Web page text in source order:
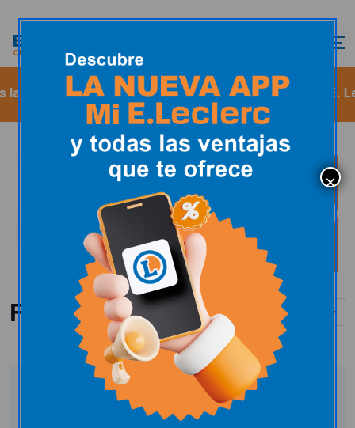
De 09:00 a 22:00 Gasolinera E.
Folletos y catálogos Ver todos